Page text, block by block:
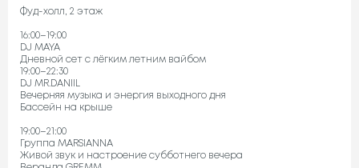
Фуд-холл, 2 этаж
16:00–19:00
DJ MAYA
Дневной сет с лёгким летним вайбом
19:00–22:30
DJ MR.DANIIL
Вечерняя музыка и энергия выходного дня
Бассейн на крыше
19:00–21:00
Группа MARSIANNA
Живой звук и настроение субботнего вечера